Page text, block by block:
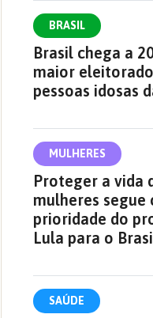
BRASIL
Brasil chega a
maior
pessoas idosas
MULHERES
Proteger a vida
mulheres segue
prioridade do
Lula para o
SAÚDE